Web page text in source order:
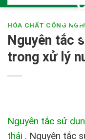
HÓA CHẤT CÔNG
Nguyên tắc
trong xử lý
Nguyên tắc sử
thải . Nguyên tắc